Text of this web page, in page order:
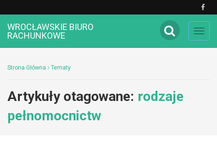
WROCŁAWSKIE BIURO
RACHUNKOWE
Strona Główna Tematy
Artykuły otagowane: rodzaje
pełnomocnictw